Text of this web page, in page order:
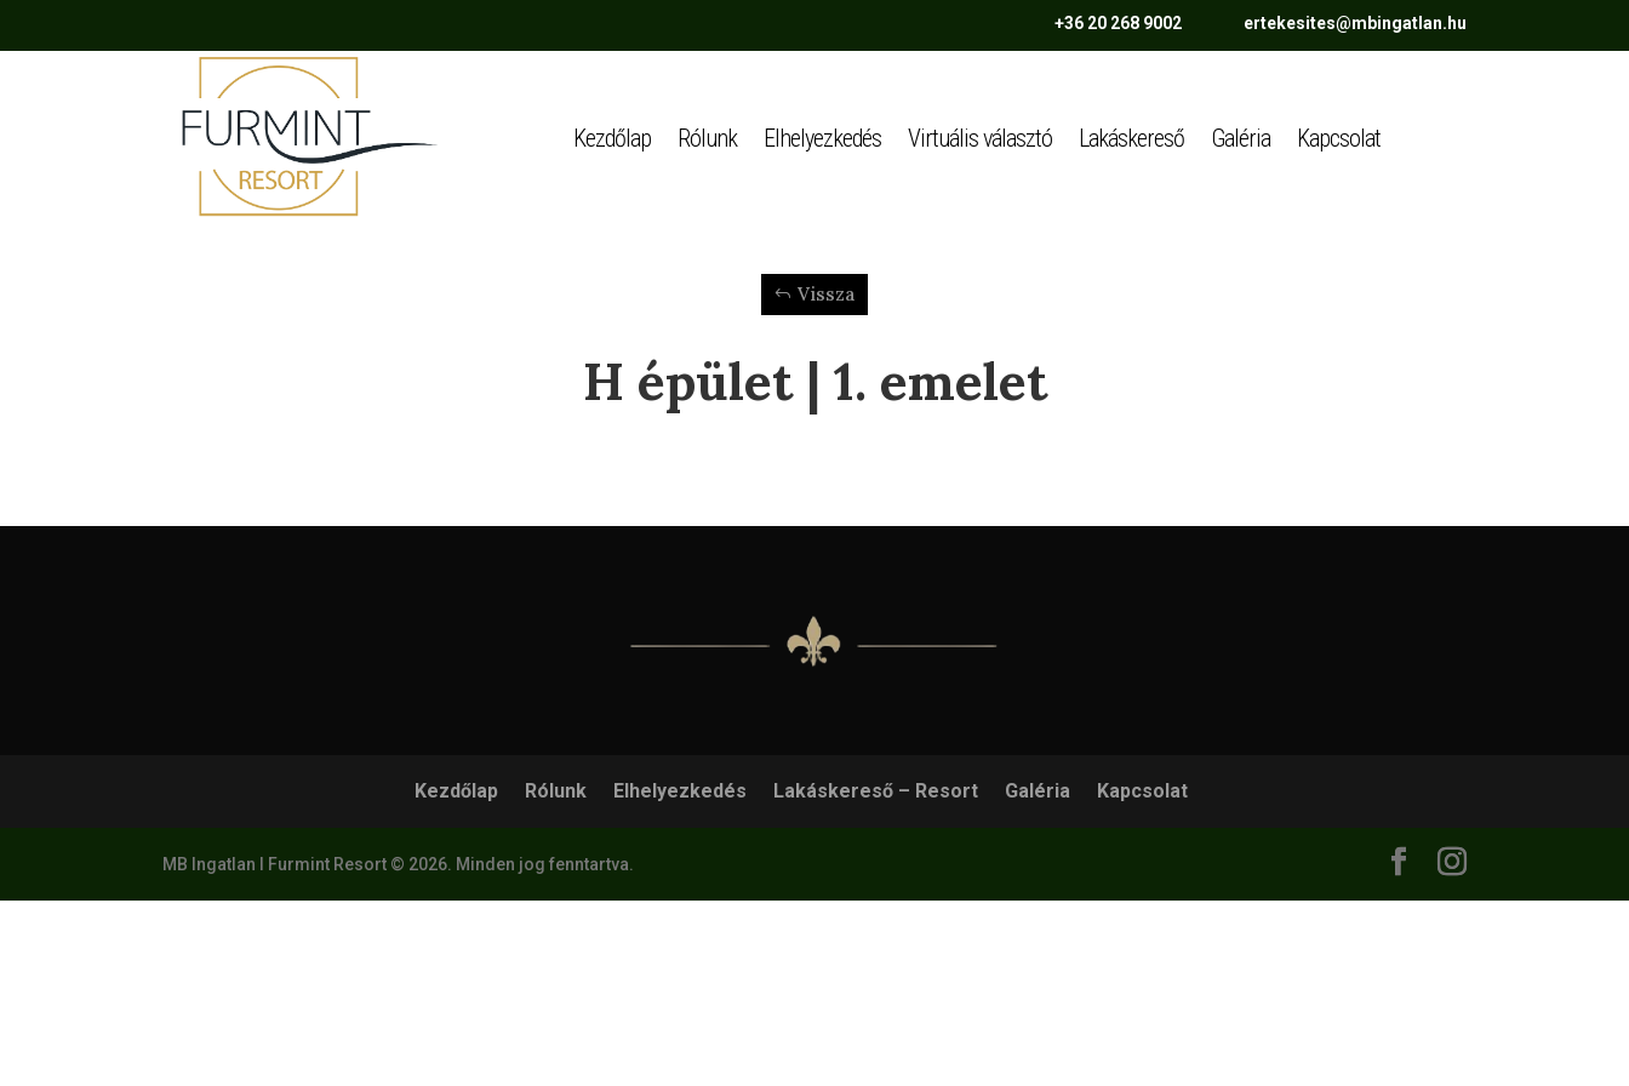
+36 20 268 9002 ertekesites@mbingatlan.hu
Kezdőlap Rólunk Elhelyezkedés Virtuális választó Lakáskereső Galéria Kapcsolat
Vissza
H épület | 1. emelet
Kezdőlap Rólunk Elhelyezkedés Lakáskereső – Resort Galéria Kapcsolat
MB Ingatlan I Furmint Resort © 2026. Minden jog fenntartva.